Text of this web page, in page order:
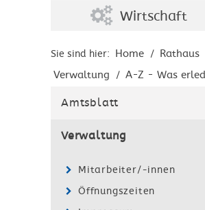
Wirtschaft
Sie sind hier: Home / Rathaus
Verwaltung / A-Z - Was
Amtsblatt
Verwaltung
Mitarbeiter/-innen
Öffnungszeiten